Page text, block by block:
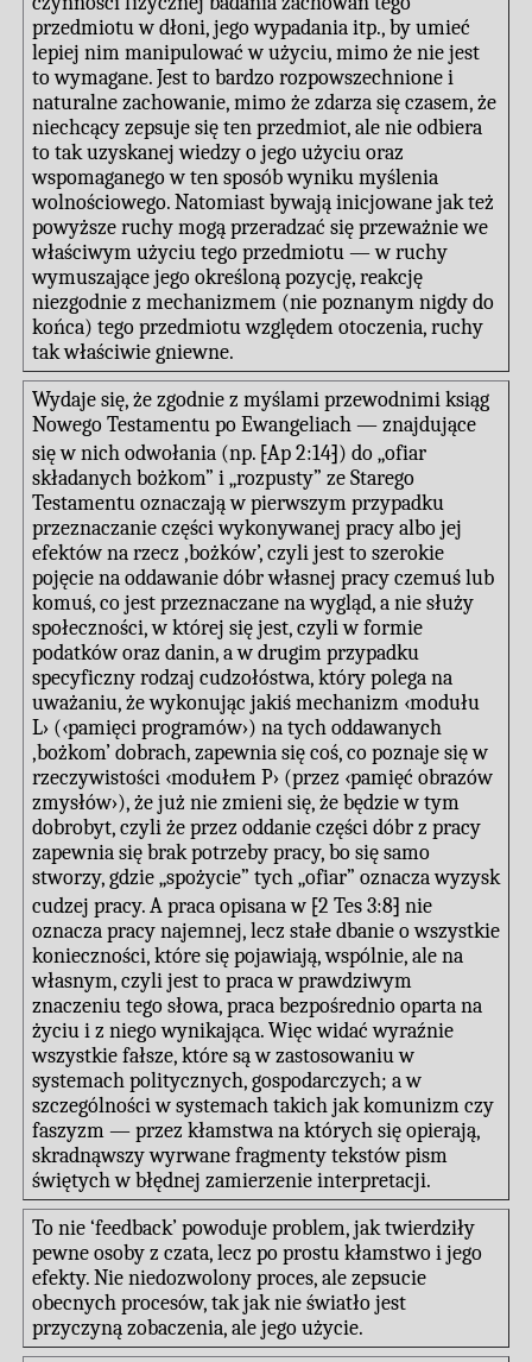
przedmiotu w dłoni, jego wypadania itp., by umieć
lepiej nim manipulować w użyciu, mimo że nie jest
to wymagane. Jest to bardzo rozpowszechnione i
naturalne zachowanie, mimo że zdarza się czasem, że
niechcący zepsuje się ten przedmiot, ale nie odbiera
to tak uzyskanej wiedzy o jego użyciu oraz
wspomaganego w ten sposób wyniku myślenia
wolnościowego. Natomiast bywają inicjowane jak też
powyższe ruchy mogą przeradzać się przeważnie we
właściwym użyciu tego przedmiotu — w ruchy
wymuszające jego określoną pozycję, reakcję
niezgodnie z mechanizmem (nie poznanym nigdy do
końca) tego przedmiotu względem otoczenia, ruchy
tak właściwie gniewne.
Wydaje się, że zgodnie z myślami przewodnimi ksiąg
Nowego Testamentu po Ewangeliach — znajdujące
się w nich odwołania (np. ⁅Ap 2:14⁆) do „ofiar
składanych bożkom” i „rozpusty” ze Starego
Testamentu oznaczają w pierwszym przypadku
przeznaczanie części wykonywanej pracy albo jej
efektów na rzecz ‚bożków’, czyli jest to szerokie
pojęcie na oddawanie dóbr własnej pracy czemuś lub
komuś, co jest przeznaczane na wygląd, a nie służy
społeczności, w której się jest, czyli w formie
podatków oraz danin, a w drugim przypadku
specyficzny rodzaj cudzołóstwa, który polega na
uważaniu, że wykonując jakiś mechanizm ‹modułu
L› (‹pamięci programów›) na tych oddawanych
‚bożkom’ dobrach, zapewnia się coś, co poznaje się w
rzeczywistości ‹modułem P› (przez ‹pamięć obrazów
zmysłów›), że już nie zmieni się, że będzie w tym
dobrobyt, czyli że przez oddanie części dóbr z pracy
zapewnia się brak potrzeby pracy, bo się samo
stworzy, gdzie „spożycie” tych „ofiar” oznacza wyzysk
cudzej pracy. A praca opisana w ⁅2 Tes 3:8⁆ nie
oznacza pracy najemnej, lecz stałe dbanie o wszystkie
konieczności, które się pojawiają, wspólnie, ale na
własnym, czyli jest to praca w prawdziwym
znaczeniu tego słowa, praca bezpośrednio oparta na
życiu i z niego wynikająca. Więc widać wyraźnie
wszystkie fałsze, które są w zastosowaniu w
systemach politycznych, gospodarczych; a w
szczególności w systemach takich jak komunizm czy
faszyzm — przez kłamstwa na których się opierają,
skradnąwszy wyrwane fragmenty tekstów pism
świętych w błędnej zamierzenie interpretacji.
To nie ‘feedback’ powoduje problem, jak twierdziły
pewne osoby z czata, lecz po prostu kłamstwo i jego
efekty. Nie niedozwolony proces, ale zepsucie
obecnych procesów, tak jak nie światło jest
przyczyną zobaczenia, ale jego użycie.